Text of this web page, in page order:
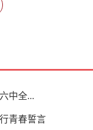
中全...
青春誓言